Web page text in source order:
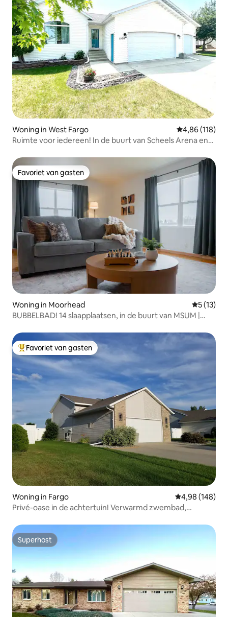
Woning in West Fargo Gemiddelde
4,86 (118)
Ruimte voor iedereen! In de buurt van Scheels Arena en
Favoriet van gasten
Favoriet van gasten
Woning in Moorhead
5 (13)
BUBBELBAD! 14 slaapplaatsen, in de buurt van MSUM |
Topfavoriet van gasten
Favoriet van gasten
Woning in Fargo Gemiddelde
4,98 (148)
Privé-oase in de achtertuin! Verwarmd zwembad,
Superhost
Superhost